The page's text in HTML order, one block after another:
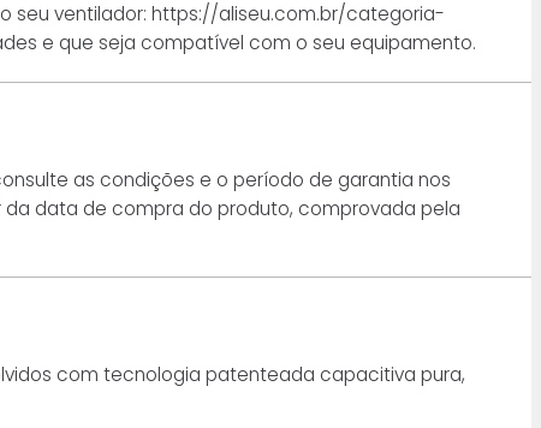
seu ventilador: https://aliseu.com.br/categoria-
e que seja compatível com o seu equipamento.
as condições e o período de garantia nos
data de compra do produto, comprovada pela
com tecnologia patenteada capacitiva pura,